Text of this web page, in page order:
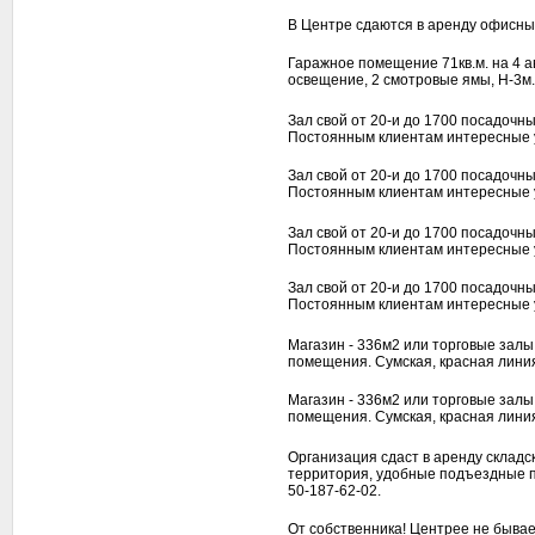
В Центре сдаются в аренду
Гаражное помещение 71кв.м. на 4
освещение, 2 смотровые ямы, Н-
Зал свой от 20-и до 1700
Постоянным клиентам интересные
Зал свой от 20-и до 1700
Постоянным клиентам интересные
Зал свой от 20-и до 1700
Постоянным клиентам интересные
Зал свой от 20-и до 1700
Постоянным клиентам интересные
Магазин - 336м2 или торговые
помещения. Сумская, красная
Магазин - 336м2 или торговые
помещения. Сумская, красная
Организация сдаст в аренду
территория, удобные подъездные
50-187-62-02.
От собственника! Центрее не